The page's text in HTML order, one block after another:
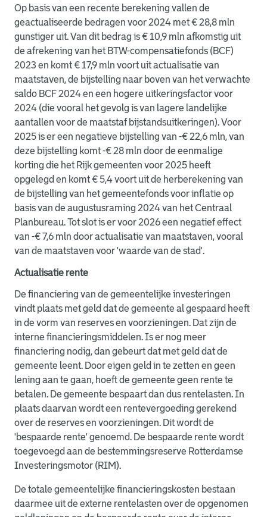
Op basis van een recente berekening vallen de
geactualiseerde bedragen voor 2024 met € 28,8 mln
gunstiger uit. Van dit bedrag is € 10,9 mln afkomstig uit
de afrekening van het BTW-compensatiefonds (BCF)
2023 en komt € 17,9 mln voort uit actualisatie van
maatstaven, de bijstelling naar boven van het verwachte
saldo BCF 2024 en een hogere uitkeringsfactor voor
2024 (die vooral het gevolg is van lagere landelijke
aantallen voor de maatstaf bijstandsuitkeringen). Voor
2025 is er een negatieve bijstelling van -€ 22,6 mln, van
deze bijstelling komt -€ 28 mln door de eenmalige
korting die het Rijk gemeenten voor 2025 heeft
opgelegd en komt € 5,4 voort uit de herberekening van
de bijstelling van het gemeentefonds voor inflatie op
basis van de augustusraming 2024 van het Centraal
Planbureau. Tot slot is er voor 2026 een negatief effect
van -€ 7,6 mln door actualisatie van maatstaven, vooral
van de maatstaven voor 'waarde van de stad'.
Actualisatie rente
De financiering van de gemeentelijke investeringen
vindt plaats met geld dat de gemeente al gespaard heeft
in de vorm van reserves en voorzieningen. Dat zijn de
interne financieringsmiddelen. Is er nog meer
financiering nodig, dan gebeurt dat met geld dat de
gemeente leent. Door eigen geld in te zetten en geen
lening aan te gaan, hoeft de gemeente geen rente te
betalen. De gemeente bespaart dan dus rentelasten. In
plaats daarvan wordt een rentevergoeding gerekend
over de reserves en voorzieningen. Dit wordt de
'bespaarde rente' genoemd. De bespaarde rente wordt
toegevoegd aan de bestemmingsreserve Rotterdamse
Investeringsmotor (RIM).
De totale gemeentelijke financieringskosten bestaan
daarmee uit de externe rentelasten over de opgenomen